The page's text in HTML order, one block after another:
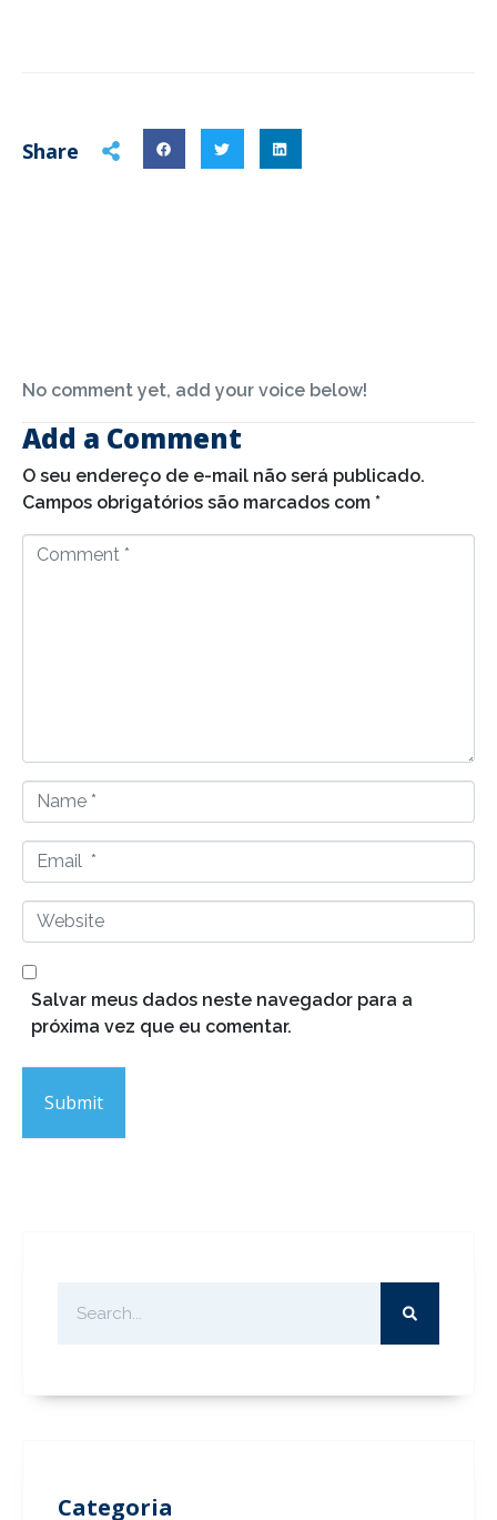
Share
No comment yet, add your voice below!
Add a Comment
O seu endereço de e-mail não será publicado.
Campos obrigatórios são marcados com *
a
m
*
m
a
*
W
e
b
e
Salvar meus dados neste navegador para a
próxima vez que eu comentar.
Submit
Categoria